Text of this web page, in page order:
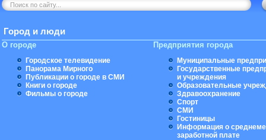
Город и люди
О городе
Городское телевидение
Панорама Мирного
Публикации о городе в СМИ
Книги о городе
Фильмы о городе
Предприятия города
Муниципальные
Государственные
и учреждения
Образовательные
Здравоохранение
Спорт
СМИ
Гостиницы
Информация о
заработной плате